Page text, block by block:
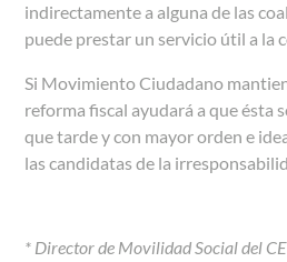
indirectamente a alguna de las
puede prestar un servicio útil a la
Si Movimiento Ciudadano
reforma fiscal ayudará a que ésta
que tarde y con mayor orden e
las candidatas de la
* Director de Movilidad Social del